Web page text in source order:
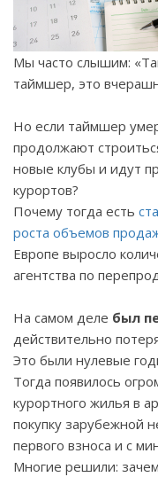
Мы часто слышим:
таймшер, это
Но если таймшер
продолжают
новые клубы и идут
курортов?
Почему тогда есть
роста объемов
Европе выросло
агентства по
На самом деле был
действительно
Это были нулевые
Тогда появилось
курортного жилья в
покупку зарубежной
первого взноса и с
Многие решили: